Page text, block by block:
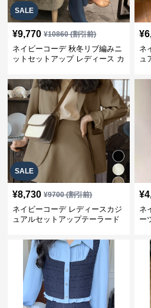
SALE
¥9,770 ¥10860(割引前)
ネイビーコーデ 秋冬リブ編みニ
ットセットアップ レディース カ
¥
ネ
ュ
SALE
¥8,730 ¥9700(割引前)
ネイビーコーデ レディースカジ
ュアルセットアップテーラード
¥
ネ
ー